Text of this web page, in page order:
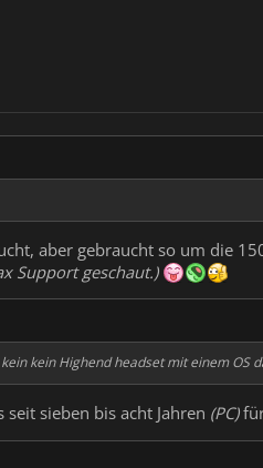
aber gebraucht so um die
Support geschaut.)
kein Highend headset mit einem OS
sieben bis acht Jahren (PC)